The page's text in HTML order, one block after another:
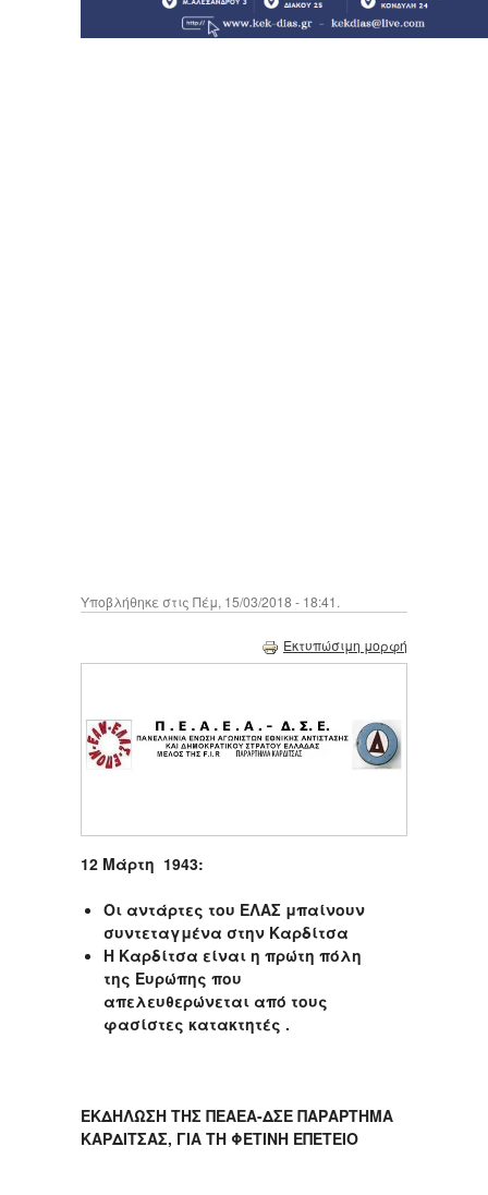
Υποβλήθηκε στις Πέμ, 15/03/2018 - 18:41.
Εκτυπώσιμη μορφή
12 Μάρτη 1943:
Οι αντάρτες του ΕΛΑΣ μπαίνουν
συντεταγμένα στην Καρδίτσα
Η Καρδίτσα είναι η πρώτη πόλη
της Ευρώπης που
απελευθερώνεται από τους
φασίστες κατακτητές .
ΕΚΔΗΛΩΣΗ ΤΗΣ ΠΕΑΕΑ-ΔΣΕ ΠΑΡΑΡΤΗΜΑ
ΚΑΡΔΙΤΣΑΣ, ΓΙΑ ΤΗ ΦΕΤΙΝΗ ΕΠΕΤΕΙΟ